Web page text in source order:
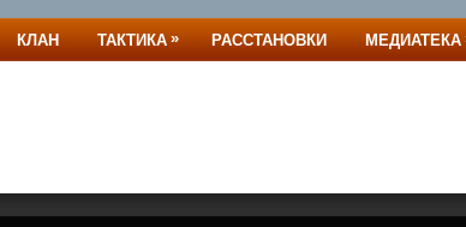
КЛАН ТАКТИКА » РАССТАНОВКИ МЕДИАТЕКА